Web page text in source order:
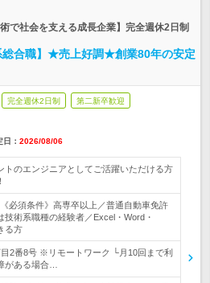
で社会を支える成長企業】完全週休2日制
総合職】★売上好調★創業80年の安定
完全週休2日制 第二新卒歓迎
： 2026/08/06
トのエンジニアとしてご活躍いただける方
必須条件》高専卒以上／普通自動車免許
技術系職種の経験者／Excel・Word・
る方
2番8号 ※リモートワーク └月10回まで利
がある場合…